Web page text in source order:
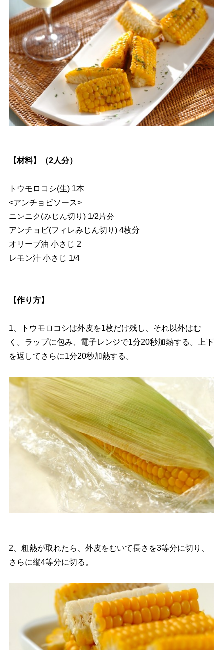
【材料】（2人分）
トウモロコシ(生) 1本
<アンチョビソース>
ニンニク(みじん切り) 1/2片分
アンチョビ(フィレみじん切り) 4枚分
オリーブ油 小さじ 2
レモン汁 小さじ 1/4
【作り方】
1、トウモロコシは外皮を1枚だけ残し、それ以外はむ
く。ラップに包み、電子レンジで1分20秒加熱する。上下
を返してさらに1分20秒加熱する。
2、粗熱が取れたら、外皮をむいて長さを3等分に切り、
さらに縦4等分に切る。